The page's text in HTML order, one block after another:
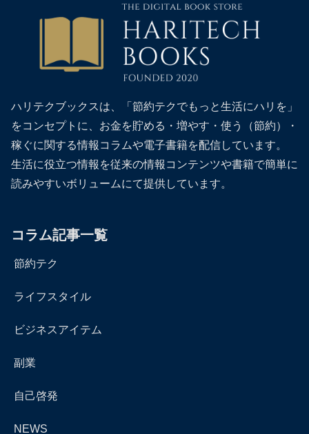
ハリテクブックスは、「節約テクでもっと生活にハリを」
をコンセプトに、お金を貯める・増やす・使う（節約）・
稼ぐに関する情報コラムや電子書籍を配信しています。
生活に役立つ情報を従来の情報コンテンツや書籍で簡単に
読みやすいボリュームにて提供しています。
コラム記事一覧
節約テク
ライフスタイル
ビジネスアイテム
副業
自己啓発
NEWS